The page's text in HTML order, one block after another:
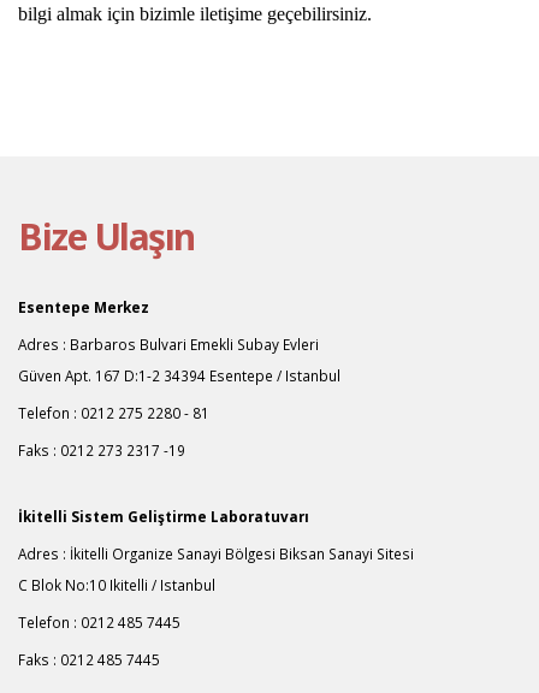
bilgi almak için bizimle iletişime geçebilirsiniz.
Bize Ulaşın
Esentepe Merkez
Adres : Barbaros Bulvari Emekli Subay Evleri
Güven Apt. 167 D:1-2 34394 Esentepe / Istanbul
Telefon : 0212 275 2280 - 81
Faks : 0212 273 2317 -19
İkitelli Sistem Geliştirme Laboratuvarı
Adres : İkitelli Organize Sanayi Bölgesi Biksan Sanayi Sitesi
C Blok No:10 Ikitelli / Istanbul
Telefon : 0212 485 7445
Faks : 0212 485 7445